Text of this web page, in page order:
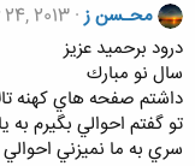
محـسن ز 2013
درود برحميد عزيز
سال نو مبارك
داشتم صفحه هاي كهنه
تو گفتم احوالي بگيرم
سري به ما نميزني